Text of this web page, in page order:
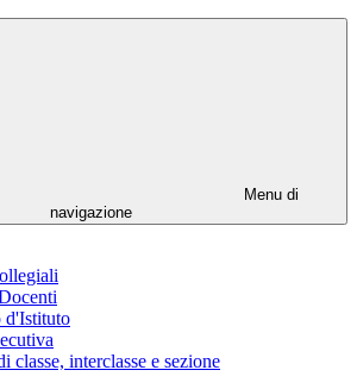
Menu di
navigazione
d'Istituto
classe, interclasse e sezione